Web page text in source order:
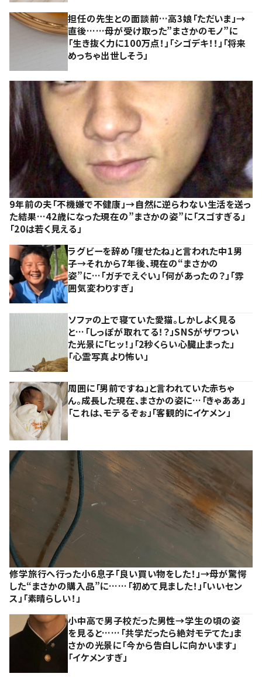
担任の先生との面談前…高3娘「ただいま」→
直後……母が受け取った”まさかのモノ”に
「生き抜く力に100万点！」「シゴデキ！！」「将来
めっちゃ出世しそう」
9年前の夫「不機嫌で不健康」→自然に逆らわない生活を送っ
た結果…42歳になった現在の”まさかの姿”に「スゴすぎる」
「20は若く見える」
ラグビーを辞め「痩せたね」と言われた中1男
子→それから7年後、現在の“まさかの
姿”に…「ガチでえぐい」「何があったの？」「雰
囲気変わりすぎ」
ソファの上で寝ていた愛猫。しかしよく見る
と…「しっぽが取れてる！？」SNSがザワつい
た光景に「ヒッ！」「2秒くらい心臓止まった」
「心霊写真より怖い」
周囲に「男前ですね」と言われていた赤ちゃ
ん。成長した現在、まさかの姿に…「きゃああ」
「これは、モテるぞぉ」「客観的にイケメン」
修学旅行へ行った小6息子「良い買い物をした！」→母が驚愕
した“まさかの購入品”に……「初めて見ました！」「いいセン
ス」「素晴らしい！」
小中高で男子校だった男性→学生の頃の姿
を見ると……「共学だったら絶対モテてた」ま
さかの光景に「今から告白しに向かいます」
「イケメンすぎ」